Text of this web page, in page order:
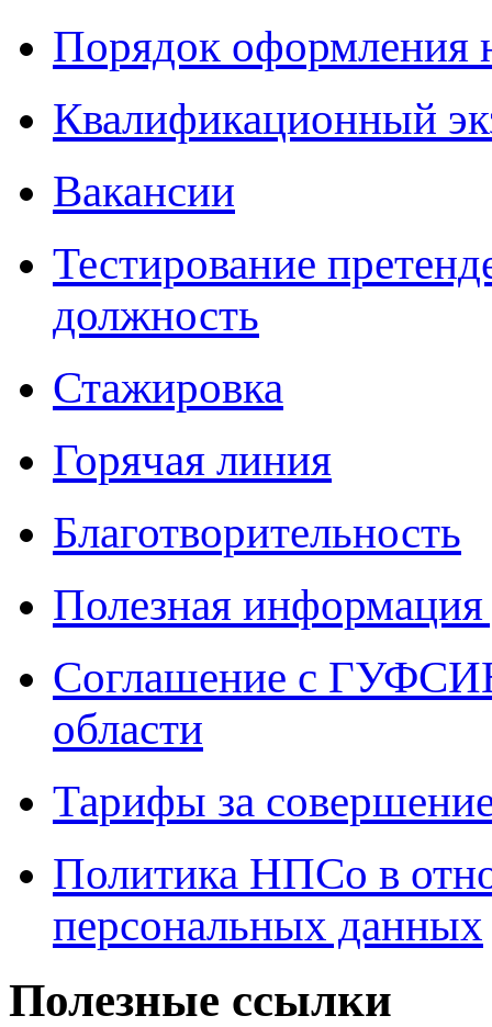
Порядок оформления
Квалификационный
Вакансии
Тестирование
должность
Стажировка
Горячая линия
Благотворительность
Полезная
Соглашение с
области
Тарифы за
Политика НПСо в
персональных данных
Полезные ссылки